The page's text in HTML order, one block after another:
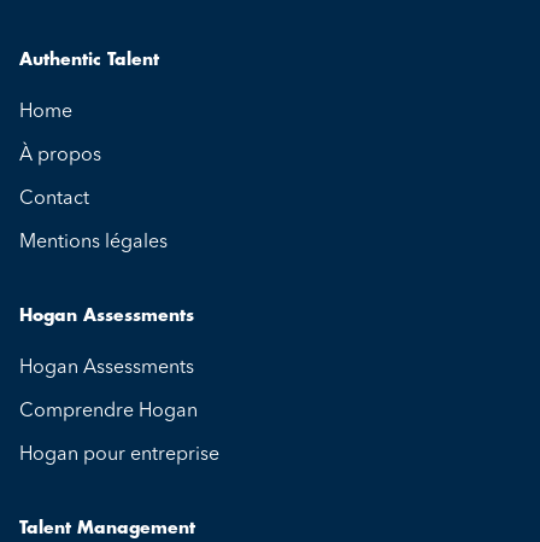
Authentic Talent
Home
À propos
Contact
Mentions légales
Hogan Assessments
Hogan Assessments
Comprendre Hogan
Hogan pour entreprise
Talent Management